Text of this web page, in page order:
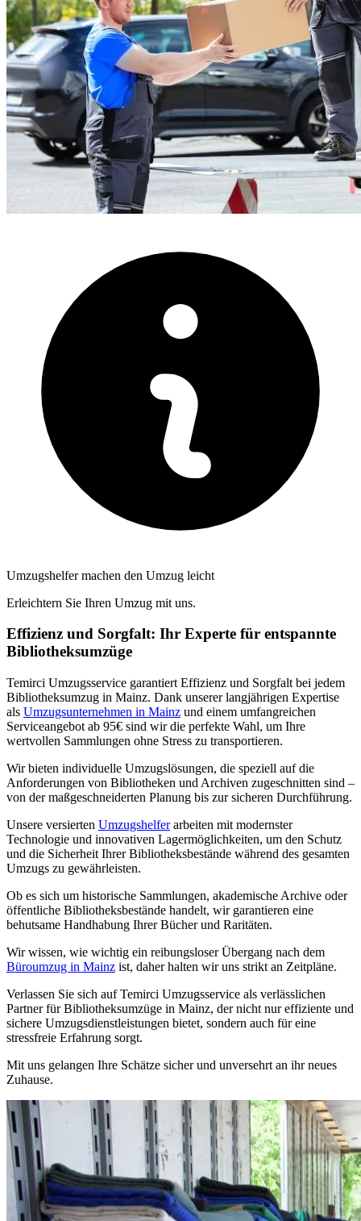
Umzugshelfer machen den Umzug leicht
Erleichtern Sie Ihren Umzug mit uns.
Effizienz und Sorgfalt: Ihr Experte für entspannte
Bibliotheksumzüge
Temirci Umzugsservice garantiert Effizienz und Sorgfalt bei jedem
Bibliotheksumzug in Mainz. Dank unserer langjährigen Expertise
als Umzugsunternehmen in Mainz und einem umfangreichen
Serviceangebot ab 95€ sind wir die perfekte Wahl, um Ihre
wertvollen Sammlungen ohne Stress zu transportieren.
Wir bieten individuelle Umzugslösungen, die speziell auf die
Anforderungen von Bibliotheken und Archiven zugeschnitten sind –
von der maßgeschneiderten Planung bis zur sicheren Durchführung.
Unsere versierten Umzugshelferarbeiten mit modernster
Technologie und innovativen Lagermöglichkeiten, um den Schutz
und die Sicherheit Ihrer Bibliotheksbestände während des gesamten
Umzugs zu gewährleisten.
Ob es sich um historische Sammlungen, akademische Archive oder
öffentliche Bibliotheksbestände handelt, wir garantieren eine
behutsame Handhabung Ihrer Bücher und Raritäten.
Wir wissen, wie wichtig ein reibungsloser Übergang nach dem
Büroumzug in Mainz ist, daher halten wir uns strikt an Zeitpläne.
Verlassen Sie sich auf Temirci Umzugsservice als verlässlichen
Partner für Bibliotheksumzüge in Mainz, der nicht nur effiziente und
sichere Umzugsdienstleistungen bietet, sondern auch für eine
stressfreie Erfahrung sorgt.
Mit uns gelangen Ihre Schätze sicher und unversehrt an ihr neues
Zuhause.